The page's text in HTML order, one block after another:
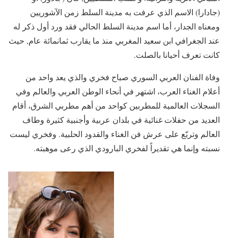
(جادارا) الاسم الذي عرفت به مدينة السلط زمن الآشوريين
ومعناه الجدار، أما اسم مدينة السلط الحالي فقد ورد أول ذكر له
عند الجغرافي ابن سعيد المغربي منذ ما يقارب ثمانمائة عام, حيث
كانت تعرف أحيانا بالصلت.
وفاة الفنان العربي السوري صباح فخري والذي يعد واحد من
أعلام الغناء العرب، اشتهر في أنحاء الوطن العربي والعالم وفي
السجلات العالمية للمطربين كواحد من أهم مطربي الشرق، أقام
العديد من حفلات غنائية في بلدان عربية وأجنبية كثيرة وطاف
العالم وتربّع على عرش فن الغناء والقدود الحلبية. وفخري ليست
نسبته وإنما هي تقديراً لفخري البارودي الذي رعى موهبته.